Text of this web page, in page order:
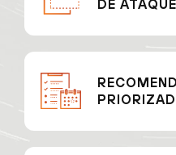
DE ATAQUE